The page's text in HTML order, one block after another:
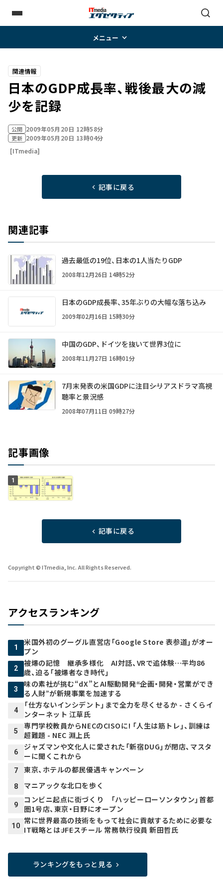
メニュー
関連情報
日本のGDP成長率、戦後最大の減
少を記録
公開 2009年05月20日 12時58分
更新 2009年05月20日 13時04分
[ITmedia]
記事に戻る
関連記事
過去最低の19位、日本の1人当たりGDP
2008年12月26日 14時52分
日本のGDP成長率、35年ぶりの大幅な落ち込み
2009年02月16日 15時30分
中国のGDP、ドイツを抜いて世界3位に
2008年11月27日 16時01分
7月末発表の米国GDPに注目――シリアスドラマ高視
聴率と景況感
2008年07月11日 09時27分
記事画像
1
記事に戻る
Copyright © ITmedia, Inc. All Rights Reserved.
アクセスランキング
1
米国外初のグーグル直営店「Google Store 表参道」がオー
プン
2
被爆の記憶 継承多様化 AI対話、VRで追体験…平均86
歳、迫る「被爆者なき時代」
3
味の素社が挑む“dX”とAI駆動開発――“企画・開発・営業ができ
る人財”が新規事業を加速する
4
「仕方ないインシデント」まで全力を尽くせるか - さくらイ
ンターネット 江草氏
5
専門学校教員からNECのCISOに! 「人生は筋トレ」、訓練は
超難題 - NEC 淵上氏
6
ジャズマンや文化人に愛された「新宿DUG」が閉店、マスタ
ーに聞くこれから
7 東京、ホテルの都民優遇キャンペーン
8 マニアックな北口を歩く
9
コンビニ起点に街づくり 「ハッピーローソンタウン」首都
圏1号店、東京・日野にオープン
10
常に世界最高の技術をもって社会に貢献するために必要な
IT戦略とは――JFEスチール 常務執行役員 新田哲氏
ランキングをもっと見る